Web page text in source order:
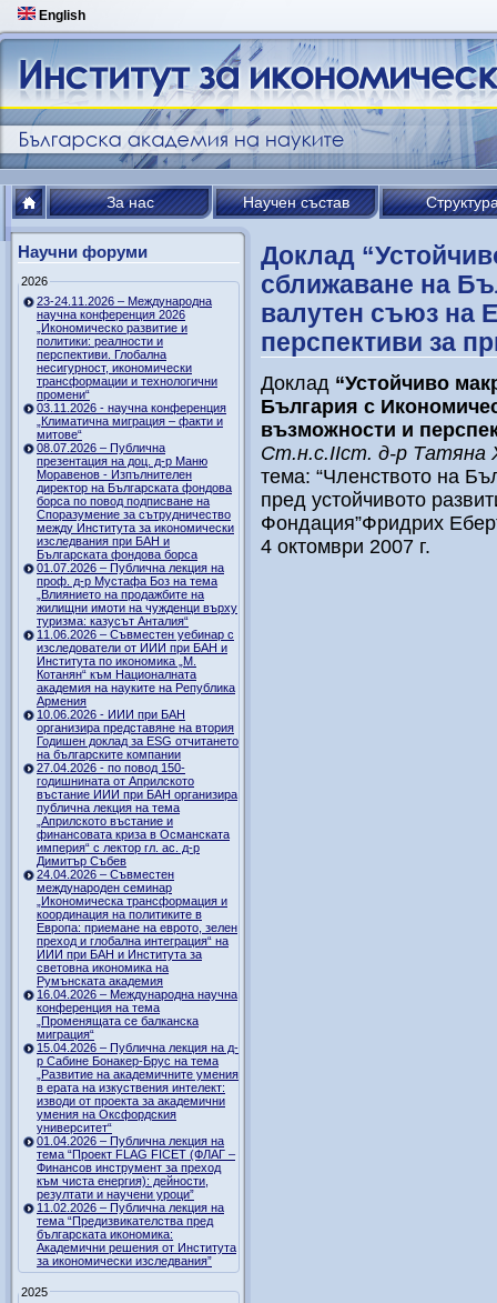
English
За нас Научен състав
Научни форуми
2026
23-24.11.2026 – Международна
научна конференция 2026
„Икономическо развитие и
политики: реалности и
перспективи. Глобална
несигурност, икономически
трансформации и технологични
промени“
03.11.2026 - научна конференция
„Климатична миграция – факти и
митове“
08.07.2026 – Публична
презентация на доц. д-р Маню
Моравенов - Изпълнителен
директор на Българската фондова
борса по повод подписване на
Споразумение за сътрудничество
между Института за икономически
изследвания при БАН и
Българската фондова борса
01.07.2026 – Публична лекция на
проф. д-р Мустафа Боз на тема
„Влиянието на продажбите на
жилищни имоти на чужденци върху
туризма: казусът Анталия“
11.06.2026 – Съвместен уебинар с
изследователи от ИИИ при БАН и
Института по икономика „М.
Котанян“ към Националната
академия на науките на Република
Армения
10.06.2026 - ИИИ при БАН
организира представяне на втория
Годишен доклад за ESG отчитането
на българските компании
27.04.2026 - по повод 150-
годишнината от Априлското
въстание ИИИ при БАН организира
публична лекция на тема
„Априлското въстание и
финансовата криза в Османската
империя“ с лектор гл. ас. д-р
Димитър Събев
24.04.2026 – Съвместен
международен семинар
„Икономическа трансформация и
координация на политиките в
Европа: приемане на еврото, зелен
преход и глобална интеграция“ на
ИИИ при БАН и Института за
световна икономика на
Румънската академия
16.04.2026 – Международна научна
конференция на тема
„Променящата се балканска
миграция“
15.04.2026 – Публична лекция на д-
р Сабине Бонакер-Брус на тема
„Развитие на академичните умения
в ерата на изкуствения интелект:
изводи от проекта за академични
умения на Оксфордския
университет“
01.04.2026 – Публична лекция на
тема “Проект FLAG FICET (ФЛАГ –
Финансов инструмент за преход
към чиста енергия): дейности,
резултати и научени уроци”
11.02.2026 – Публична лекция на
тема “Предизвикателства пред
българската икономика:
Академични решения от Института
за икономически изследвания”
2025
Доклад
сближаване на
валутен съюз на
перспективи за
Доклад “Устойчиво
България с
възможности и
Ст.н.с.ІІст. д-р Татяна
тема: “Членството на
пред устойчивото
Фондация”Фридрих
4 октомври 2007 г.